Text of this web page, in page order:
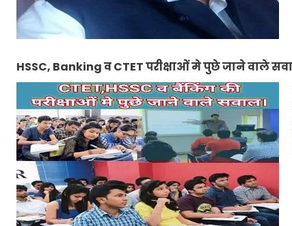
HSSC, Banking व CTET परीक्षाओं मे पुछे जाने